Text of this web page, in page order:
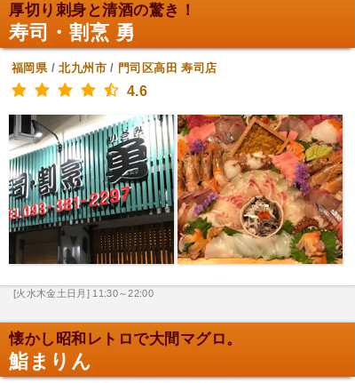
厚切り刺身と清酒の驚き！
寿司・割烹 勇
福岡県/北九州市/ 門司区高田 寿司店
4.6
[火水木金土日月] 11:30～22:00
懐かし昭和レトロで大間マグロ。
鮨まりん